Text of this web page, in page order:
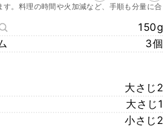
。料理の時間や火加減など、手順も分量に合
150g
3個
大さじ2
大さじ1
小さじ2